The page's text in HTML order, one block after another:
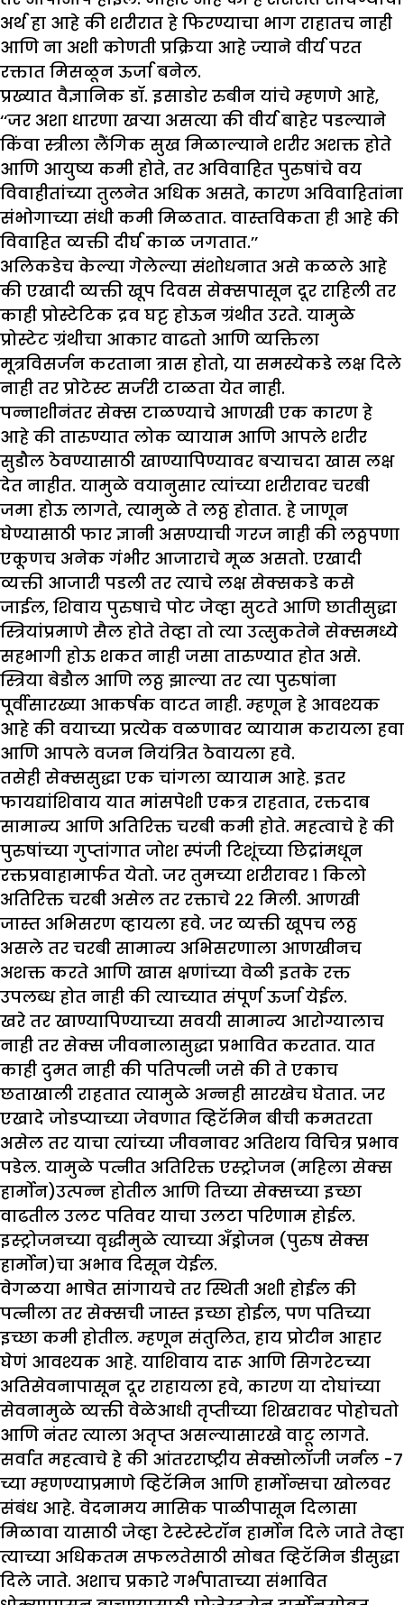
अर्थ हा आहे की शरीरात हे फिरण्याचा भाग राहातच नाही
आणि ना अशी कोणती प्रक्रिया आहे ज्याने वीर्य परत
रक्तात मिसळून ऊर्जा बनेल.
प्रख्यात वैज्ञानिक डॉ. इसाडोर रुबीन यांचे म्हणणे आहे,
‘‘जर अशा धारणा खऱ्या असत्या की वीर्य बाहेर पडल्याने
किंवा स्त्रीला लैंगिक सुख मिळाल्याने शरीर अशक्त होते
आणि आयुष्य कमी होते, तर अविवाहित पुरुषांचे वय
विवाहीतांच्या तुलनेत अधिक असते, कारण अविवाहितांना
संभोगाच्या संधी कमी मिळतात. वास्तविकता ही आहे की
विवाहित व्यक्ती दीर्घ काळ जगतात.’’
अलिकडेच केल्या गेलेल्या संशोधनात असे कळले आहे
की एखादी व्यक्ती खूप दिवस सेक्सपासून दूर राहिली तर
काही प्रोस्टेटिक द्रव घट्ट होऊन ग्रंथीत उरते. यामुळे
प्रोस्टेट ग्रंथीचा आकार वाढतो आणि व्यक्तिला
मूत्रविसर्जन करताना त्रास होतो, या समस्येकडे लक्ष दिले
नाही तर प्रोटेस्ट सर्जरी टाळता येत नाही.
पन्नाशीनंतर सेक्स टाळण्याचे आणखी एक कारण हे
आहे की तारुण्यात लोक व्यायाम आणि आपले शरीर
सुडौल ठेवण्यासाठी खाण्यापिण्यावर बऱ्याचदा खास लक्ष
देत नाहीत. यामुळे वयानुसार त्यांच्या शरीरावर चरबी
जमा होऊ लागते, त्यामुळे ते लठ्ठ होतात. हे जाणून
घेण्यासाठी फार ज्ञानी असण्याची गरज नाही की लठ्ठपणा
एकूणच अनेक गंभीर आजाराचे मूळ असतो. एखादी
व्यक्ती आजारी पडली तर त्याचे लक्ष सेक्सकडे कसे
जाईल, शिवाय पुरुषाचे पोट जेव्हा सुटते आणि छातीसुद्धा
स्त्रियांप्रमाणे सैल होते तेव्हा तो त्या उत्सुकतेने सेक्समध्ये
सहभागी होऊ शकत नाही जसा तारुण्यात होत असे.
स्त्रिया बेडौल आणि लठ्ठ झाल्या तर त्या पुरुषांना
पूर्वीसारख्या आकर्षक वाटत नाही. म्हणून हे आवश्यक
आहे की वयाच्या प्रत्येक वळणावर व्यायाम करायला हवा
आणि आपले वजन नियंत्रित ठेवायला हवे.
तसेही सेक्ससुद्धा एक चांगला व्यायाम आहे. इतर
फायद्यांशिवाय यात मांसपेशी एकत्र राहतात, रक्तदाब
सामान्य आणि अतिरिक्त चरबी कमी होते. महत्वाचे हे की
पुरुषांच्या गुप्तांगात जोश स्पंजी टिशूंच्या छिद्रांमधून
रक्तप्रवाहामार्फत येतो. जर तुमच्या शरीरावर १ किलो
अतिरिक्त चरबी असेल तर रक्ताचे २२ मिली. आणखी
जास्त अभिसरण व्हायला हवे. जर व्यक्ती खूपच लठ्ठ
असले तर चरबी सामान्य अभिसरणाला आणखीनच
अशक्त करते आणि खास क्षणांच्या वेळी इतके रक्त
उपलब्ध होत नाही की त्याच्यात संपूर्ण ऊर्जा येईल.
खरे तर खाण्यापिण्याच्या सवयी सामान्य आरोग्यालाच
नाही तर सेक्स जीवनालासुद्धा प्रभावित करतात. यात
काही दुमत नाही की पतिपत्नी जसे की ते एकाच
छताखाली राहतात त्यामुळे अन्नही सारखेच घेतात. जर
एखादे जोडप्याच्या जेवणात व्हिटॅमिन बीची कमतरता
असेल तर याचा त्यांच्या जीवनावर अतिशय विचित्र प्रभाव
पडेल. यामुळे पत्नीत अतिरिक्त एस्ट्रोजन (महिला सेक्स
हार्मोन)उत्पन्न होतील आणि तिच्या सेक्सच्या इच्छा
वाढतील उलट पतिवर याचा उलटा परिणाम होईल.
इस्ट्रोजनच्या वृद्धीमुळे त्याच्या अँड्रोजन (पुरुष सेक्स
हार्मोन)चा अभाव दिसून येईल.
वेगळया भाषेत सांगायचे तर स्थिती अशी होईल की
पत्नीला तर सेक्सची जास्त इच्छा होईल, पण पतिच्या
इच्छा कमी होतील. म्हणून संतुलित, हाय प्रोटीन आहार
घेणं आवश्यक आहे. याशिवाय दारू आणि सिगरेटच्या
अतिसेवनापासून दूर राहायला हवे, कारण या दोघांच्या
सेवनामुळे व्यक्ती वेळेआधी तृप्तीच्या शिखरावर पोहोचतो
आणि नंतर त्याला अतृप्त असल्यासारखे वाटू लागते.
सर्वात महत्वाचे हे की आंतरराष्ट्रीय सेक्सोलॉजी जर्नल -७
च्या म्हणण्याप्रमाणे व्हिटॅमिन आणि हार्मोन्सचा खोलवर
संबंध आहे. वेदनामय मासिक पाळीपासून दिलासा
मिळावा यासाठी जेव्हा टेस्टेस्टेरॉन हार्मोन दिले जाते तेव्हा
त्याच्या अधिकतम सफलतेसाठी सोबत व्हिटॅमिन डीसुद्धा
दिले जाते. अशाच प्रकारे गर्भपाताच्या संभावित